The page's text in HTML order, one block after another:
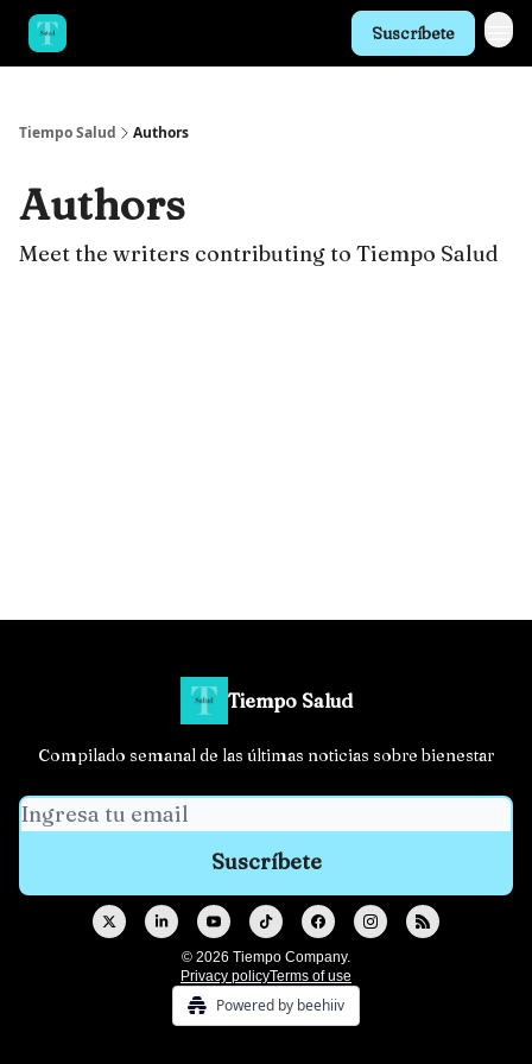
Suscríbete
Tiempo Salud Authors
Authors
Meet the writers contributing to Tiempo Salud
Tiempo Salud
Compilado semanal de las últimas noticias sobre bienestar
© 2026 Tiempo Company.
Privacy policyTerms of use
Powered by beehiiv